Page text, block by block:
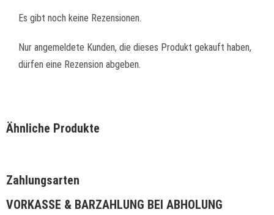
Es gibt noch keine Rezensionen.
Nur angemeldete Kunden, die dieses Produkt gekauft haben,
dürfen eine Rezension abgeben.
Ähnliche Produkte
Zahlungsarten
VORKASSE & BARZAHLUNG BEI ABHOLUNG